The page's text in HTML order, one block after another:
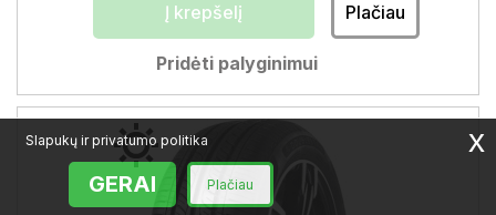
Į krepšelį Plačiau
Pridėti palyginimui
Slapukų ir privatumo politika
GERAI Plačiau
x